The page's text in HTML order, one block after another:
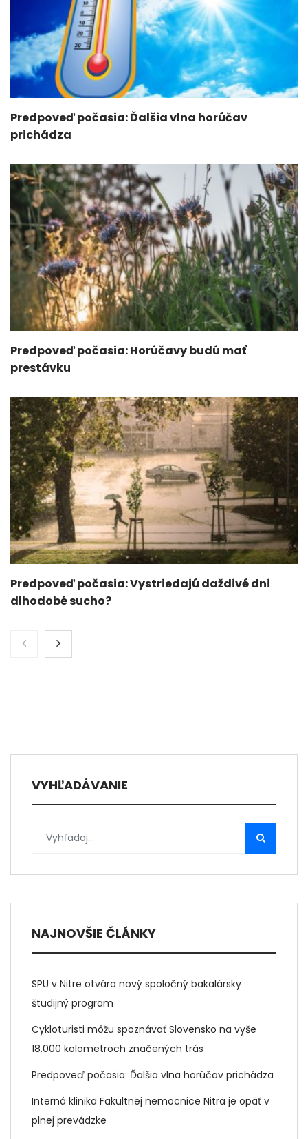
Predpoveď počasia: Ďalšia vlna horúčav
prichádza
Predpoveď počasia: Horúčavy budú mať
prestávku
Predpoveď počasia: Vystriedajú daždivé dni
dlhodobé sucho?
VYHĽADÁVANIE
NAJNOVŠIE ČLÁNKY
SPU v Nitre otvára nový spoločný bakalársky
študijný program
Cykloturisti môžu spoznávať Slovensko na vyše
18.000 kolometroch značených trás
Predpoveď počasia: Ďalšia vlna horúčav prichádza
Interná klinika Fakultnej nemocnice Nitra je opäť v
plnej prevádzke